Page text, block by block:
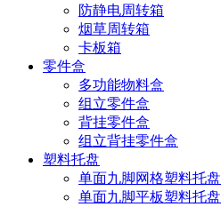
防静电周转箱
烟草周转箱
卡板箱
零件盒
多功能物料盒
组立零件盒
背挂零件盒
组立背挂零件盒
塑料托盘
单面九脚网格塑料托盘
单面九脚平板塑料托盘